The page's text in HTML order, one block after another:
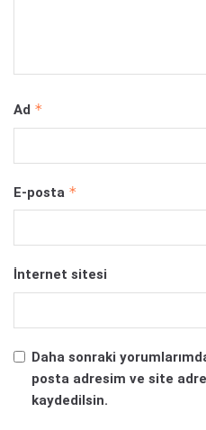
Ad *
E-posta *
İnternet sitesi
Daha sonraki
posta adresim ve site
kaydedilsin.